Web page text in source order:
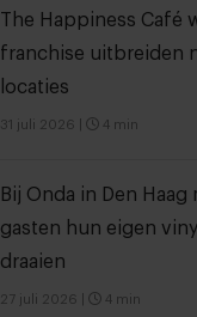
The Happiness Café
franchise uitbreiden
locaties
31 juli 2026 4 min
Bij Onda in Den Haag
gasten hun eigen
draaien
27 juli 2026 4 min